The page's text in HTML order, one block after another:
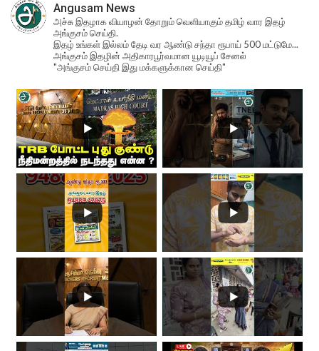
Angusam News
அச்சு இதழாக வியாழன் தோறும் வெளியாகும் தமிழ் வார இதழ்
அங்குசம் செய்தி.
இதழ் உங்கள் இல்லம் தேடி வர ஆண்டு சந்தா ரூபாய் 500 மட்டுமே...
அங்குசம் இதழின் அதிகாரபூர்வமான யூடியூப் சேனல்
"அங்குசம் செய்தி இது மக்களுக்கான செய்தி"